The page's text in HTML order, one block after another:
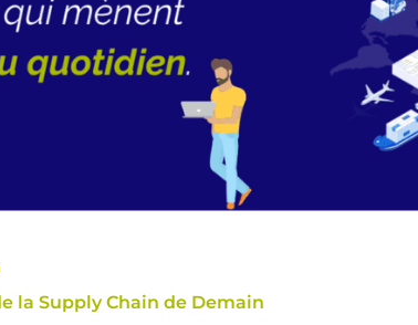
la Supply Chain de Demain